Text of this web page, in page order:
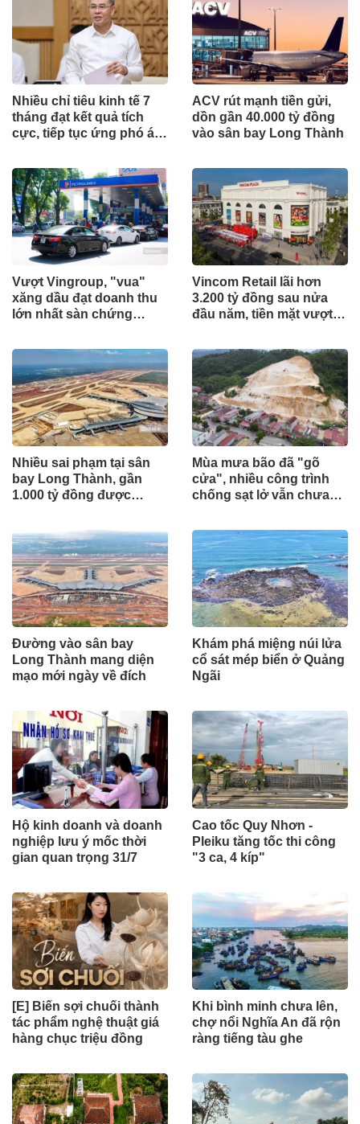
Nhiều chỉ tiêu kinh tế 7
tháng đạt kết quả tích
cực, tiếp tục ứng phó áp
ACV rút mạnh tiền gửi,
dồn gần 40.000 tỷ đồng
vào sân bay Long Thành
Vượt Vingroup, "vua"
xăng dầu đạt doanh thu
lớn nhất sàn chứng
Vincom Retail lãi hơn
3.200 tỷ đồng sau nửa
đầu năm, tiền mặt vượt
Nhiều sai phạm tại sân
bay Long Thành, gần
1.000 tỷ đồng được
Mùa mưa bão đã "gõ
cửa", nhiều công trình
chống sạt lở vẫn chưa
Đường vào sân bay
Long Thành mang diện
mạo mới ngày về đích
Khám phá miệng núi lửa
cổ sát mép biển ở Quảng
Ngãi
Hộ kinh doanh và doanh
nghiệp lưu ý mốc thời
gian quan trọng 31/7
Cao tốc Quy Nhơn -
Pleiku tăng tốc thi công
"3 ca, 4 kíp"
[E] Biến sợi chuối thành
tác phẩm nghệ thuật giá
hàng chục triệu đồng
Khi bình minh chưa lên,
chợ nổi Nghĩa An đã rộn
ràng tiếng tàu ghe